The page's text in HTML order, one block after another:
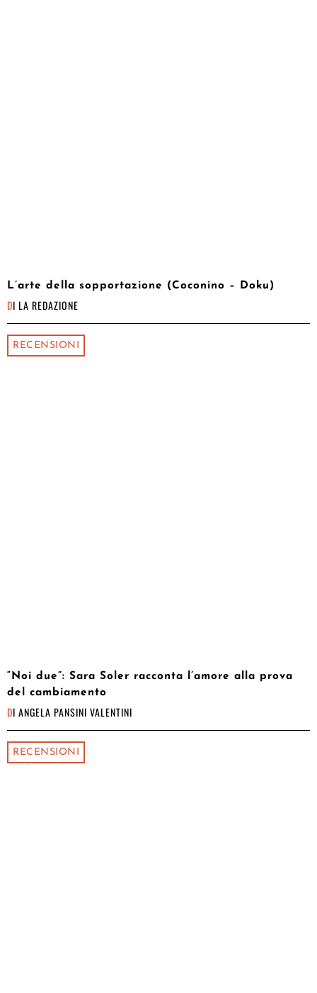
L’arte della sopportazione (Coconino – Doku)
DI LA REDAZIONE
RECENSIONI
“Noi due”: Sara Soler racconta l’amore alla prova
del cambiamento
DI ANGELA PANSINI VALENTINI
RECENSIONI